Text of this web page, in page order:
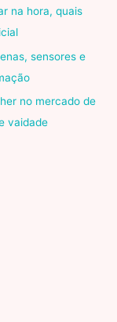
na hora, quais
sensores e
no mercado de
vaidade